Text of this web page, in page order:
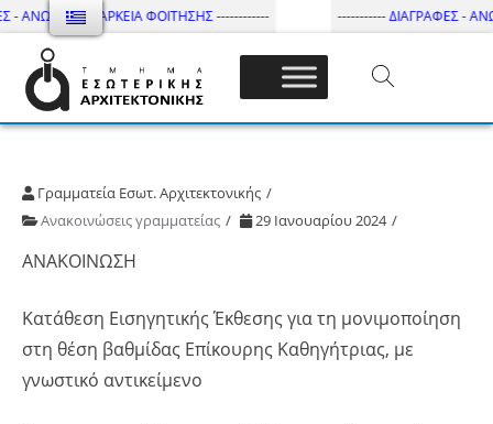
- ΑΝΩΤΑΤΗ ΔΙΑΡΚΕΙΑ ΦΟΙΤΗΣΗΣ ------------ ----------- ΔΙΑΓΡΑΦΕΣ -
Τμήμα Εσωτ. Αρχιτεκτονικής – ΔΙ.ΠΑ.Ε
Γραμματεία Εσωτ. Αρχιτεκτονικής
Ανακοινώσεις γραμματείας
29 Ιανουαρίου 2024
ΑΝΑΚΟΙΝΩΣΗ
Κατάθεση Εισηγητικής Έκθεσης για τη μονιμοποίηση
στη θέση βαθμίδας Επίκουρης Καθηγήτριας, με
γνωστικό αντικείμενο